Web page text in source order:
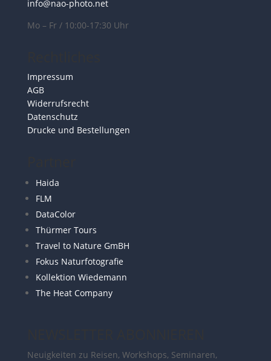
info@nao-photo.net
Mo – Fr / 10:00-17:30 Uhr
Impressum
AGB
Widerrufsrecht
Datenschutz
Drucke und Bestellungen
Haida
FLM
DataColor
Thürmer Tours
Travel to Nature GmBH
Fokus Naturfotografie
Kollektion Wiedemann
The Heat Company
Neuigkeiten zu Reisen, Workshops, Seminaren,